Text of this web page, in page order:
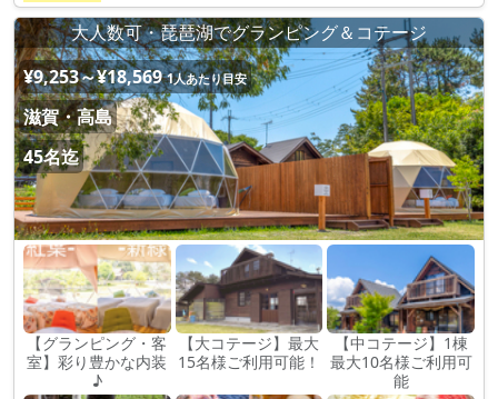
大人数可・琵琶湖でグランピング＆コテージ
¥9,253～¥18,569 1人あたり目安
滋賀・高島
45名迄
【グランピング・客
室】彩り豊かな内装
♪
【大コテージ】最大
15名様ご利用可能！
【中コテージ】1棟
最大10名様ご利用可
能